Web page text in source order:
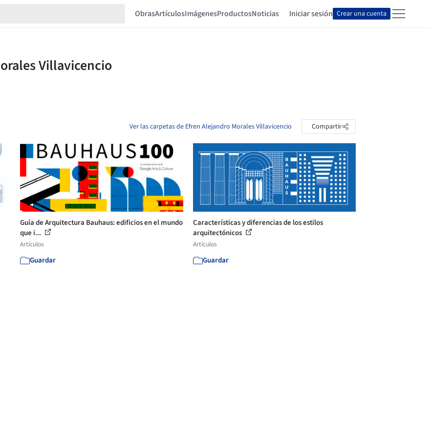
ObrasArtículosImágenesProductosNoticias Iniciar sesión Crear una cuenta
Ver las carpetas de Efren Alejandro Morales Villavicencio Compartir
Guía de Arquitectura Bauhaus: edificios en el mundo
que i...
Artículos
Guardar
Características y diferencias de los estilos
arquitectónicos
Artículos
Guardar